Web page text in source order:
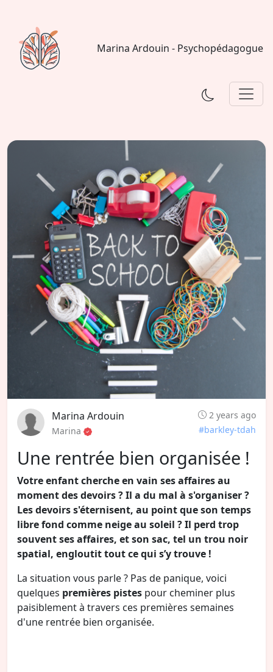
Marina Ardouin - Psychopédagogue
Marina Ardouin
2 years ago
Marina
#barkley-tdah
Une rentrée bien organisée !
Votre enfant cherche en vain ses affaires au
moment des devoirs ? Il a du mal à s'organiser ?
Les devoirs s'éternisent, au point que son temps
libre fond comme neige au soleil ? Il perd trop
souvent ses affaires, et son sac, tel un trou noir
spatial, engloutit tout ce qui s’y trouve !
La situation vous parle ? Pas de panique, voici
quelques premières pistes pour cheminer plus
paisiblement à travers ces premières semaines
d'une rentrée bien organisée.